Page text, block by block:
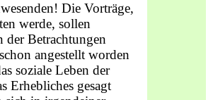
Die Vorträge,
werde, sollen
der Betrachtungen
angestellt worden
soziale Leben der
Erhebliches gesagt